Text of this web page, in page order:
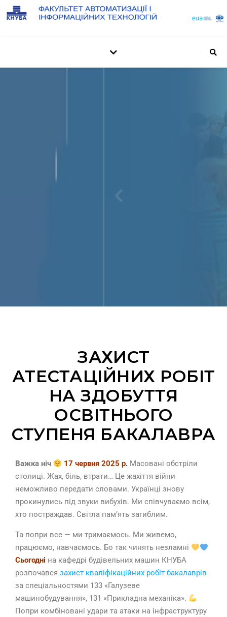
ЗАХИСТ
АТЕСТАЦІЙНИХ РОБІТ
НА ЗДОБУТТЯ
ОСВІТНЬОГО
СТУПЕНЯ БАКАЛАВРА
Важка ніч 17 червня 2025 р. Масовані обстріли
столиці. Жах, біль, втрати… Це жахіття війни
неможливо передати словами. Українці знову
прокинулись під звуки вибухів. Ми співчуваємо всім,
хто постраждав. Світла памʼять загиблим.
Та попри все — ми тримаємось. Ми живемо,
працюємо, навчаємось. Бо так чинять незламні
Сьогодні на кафедрі будівельних машин КНУБА
розпочався захист кваліфікаційних робіт бакалаврів
за спеціальностями 133 «Галузеве
машинобудування», 131 «Прикладна механіка».
Попри комбіновані удари та атаки на інфраструктуру